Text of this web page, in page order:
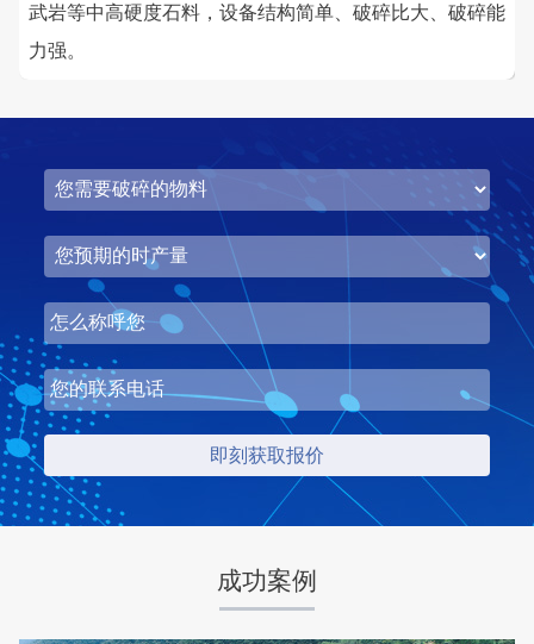
武岩等中高硬度石料，设备结构简单、破碎比大、破碎能
力强。
成功案例
湖北省中昇东浩荆门建材时产500-600吨机制砂项目
项目坐标
湖北省荆门市
设计产能
时产500-600吨
项目业主
中昇东浩荆门建材
生产原料
石灰石
咨询该项目执行经理